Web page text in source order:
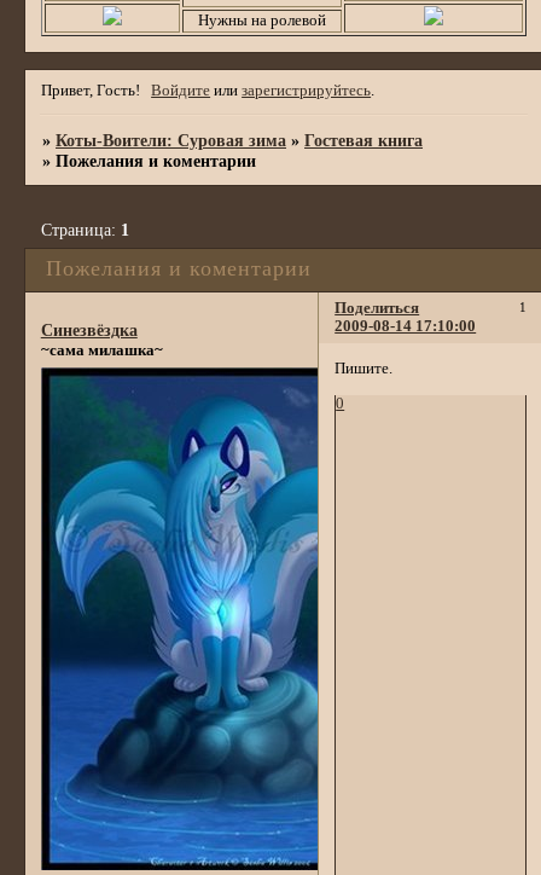
Нужны на ролевой
Привет, Гость! Войдите илизарегистрируйтесь.
»Коты-Воители: Суровая зима »Гостевая книга
»Пожелания и коментарии
Пожелания и коментарии
Страница: 1
Поделиться 1
2009-08-14 17:10:00
Синезвёздка
~сама милашка~
Пишите.
0